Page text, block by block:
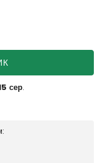
сер.